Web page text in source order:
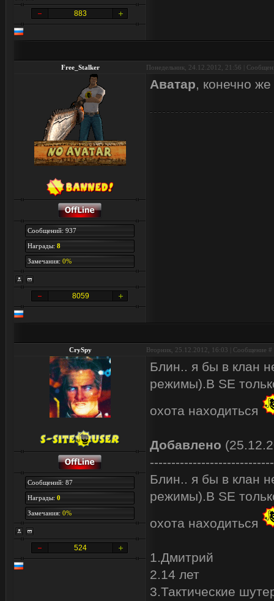
883
Free_Stalker Понедельник, 24.12.2012, 21:56 |
Сообщений: 937
Награды: 8
Замечания: 0%
8059
Аватар, конечно
CrySpy Вторник, 25.12.2012, 16:03 | Сообщение #
Сообщений: 87
Награды: 0
Замечания: 0%
524
Блин.. я бы в клан
режимы).В SE
охота находиться
Добавлено
Блин.. я бы в клан
режимы).В SE
охота находиться
1.Дмитрий
2.14 лет
3.Тактические